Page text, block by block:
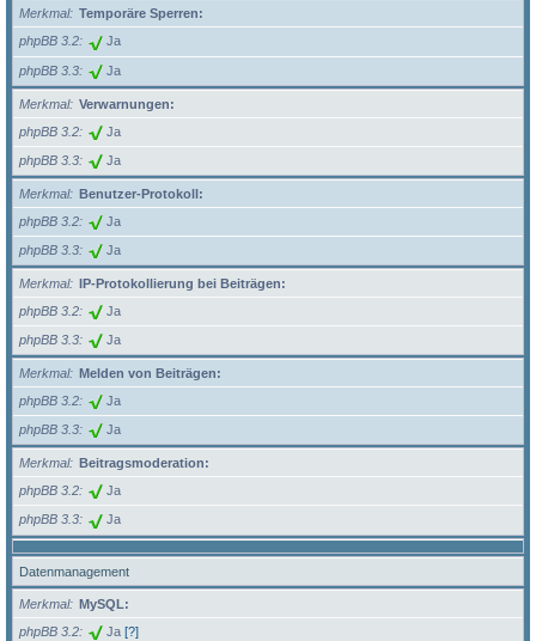
Merkmal
Temporäre Sperren:
phpBB 3.2
Ja
phpBB 3.3 Ja
Merkmal
Verwarnungen:
phpBB 3.2
Ja
phpBB 3.3 Ja
Merkmal
Benutzer-Protokoll:
phpBB 3.2
Ja
phpBB 3.3 Ja
Merkmal
IP-Protokollierung bei Beiträgen:
phpBB 3.2
Ja
phpBB 3.3 Ja
Merkmal
Melden von Beiträgen:
phpBB 3.2
Ja
phpBB 3.3 Ja
Merkmal
Beitragsmoderation:
phpBB 3.2
Ja
phpBB 3.3 Ja
Datenmanagement
Merkmal
MySQL:
phpBB 3.2
Ja [?]